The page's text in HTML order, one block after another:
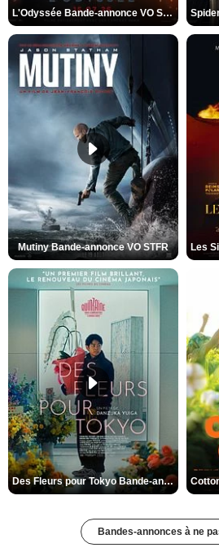
L'Odyssée Bande-annonce VO STFR
Mutiny Bande-annonce VO STFR
Des Fleurs pour Tokyo Bande-annonce VO STFR
Bandes-annonces à ne